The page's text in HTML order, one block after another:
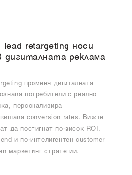
lead retargeting носи
дигиталната реклама
променя дигиталната
потребители с реално
персонализира
conversion rates. Вижте
да постигнат по-висок ROI,
и по-интелигентен customer
маркетинг стратегии.